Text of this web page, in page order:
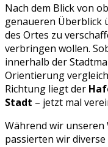
Nach dem Blick von
genaueren Überblick
des Ortes zu
verbringen wollen.
innerhalb der
Orientierung
Richtung liegt der
Stadt – jetzt mal
Während wir unseren
passierten wir diverse